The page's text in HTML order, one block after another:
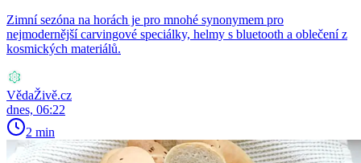
Zimní sezóna na horách je pro mnohé synonymem pro
nejmodernější carvingové speciálky, helmy s bluetooth a oblečení z
kosmických materiálů.
VědaŽivě.cz
dnes, 06:22
2 min